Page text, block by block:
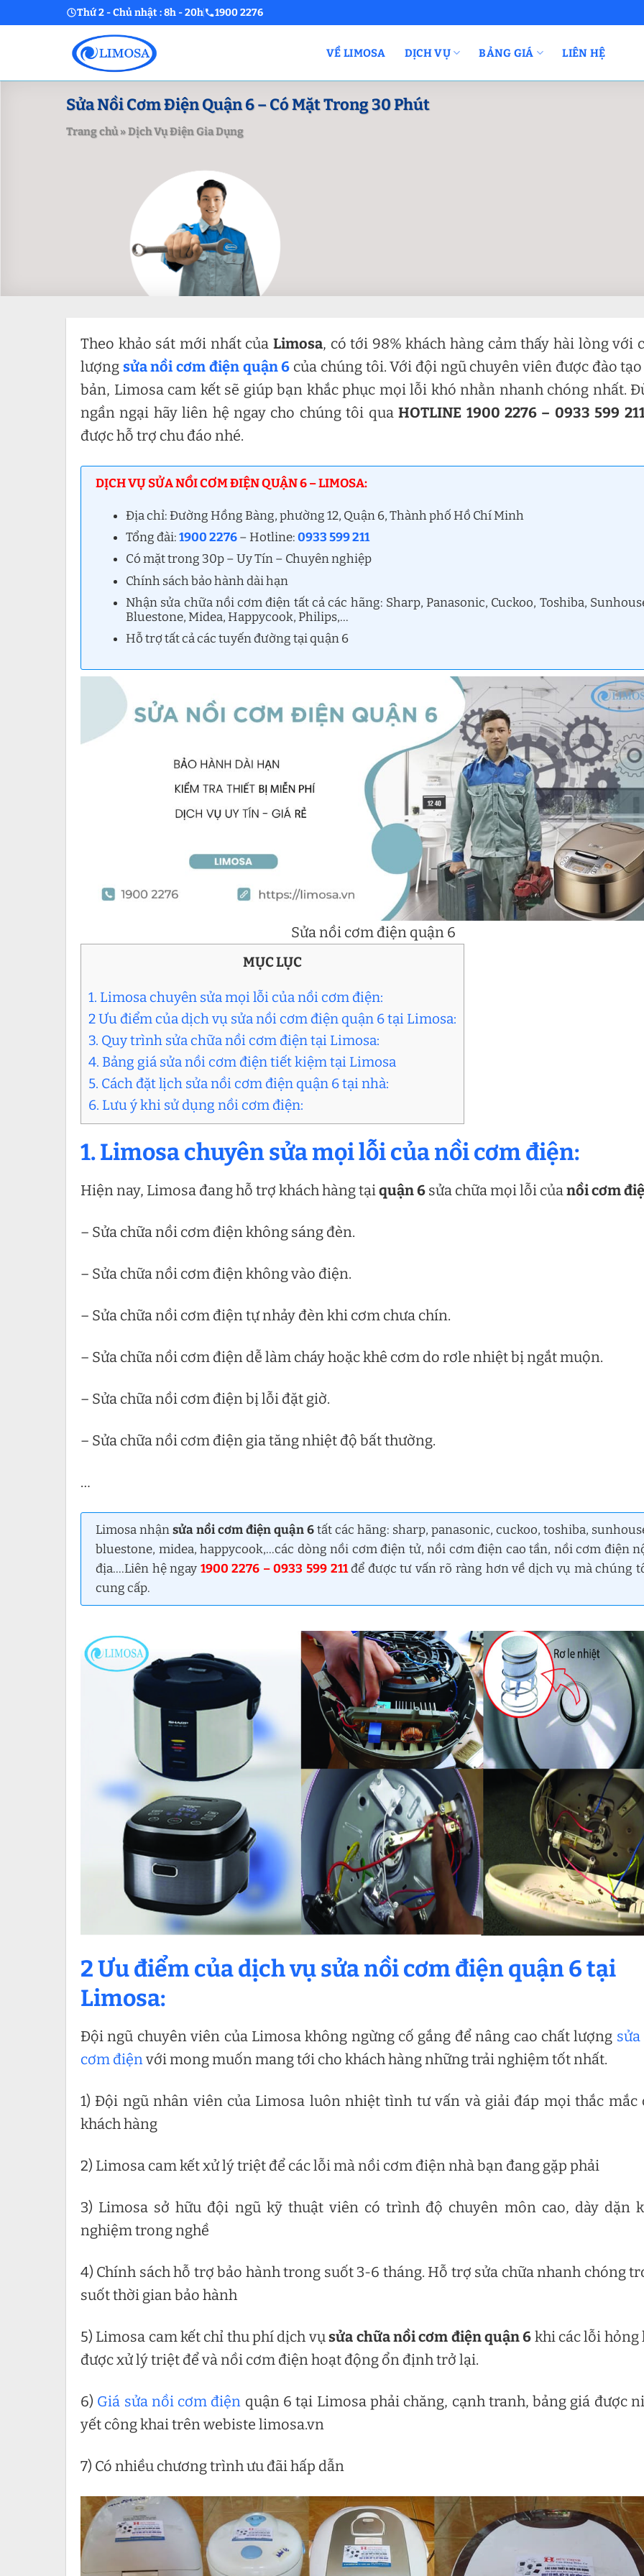
to
Thứ 2 - Chủ nhật : 8h - 20h 1900 2276
VỀ LIMOSA DỊCH VỤ BẢNG GIÁ LIÊN HỆ
Sửa Nồi Cơm Điện Quận 6 – Có Mặt Trong 30 Phút
Trang chủ»Dịch Vụ Điện Gia Dụng
Theo khảo sát mới nhất của Limosa, có tới 98% khách hàng cảm thấy hài lòng với
lượng sửa nồi cơm điện quận 6 của chúng tôi. Với đội ngũ chuyên viên được đào
bản, Limosa cam kết sẽ giúp bạn khắc phục mọi lỗi khó nhằn nhanh chóng nhất.
ngần ngại hãy liên hệ ngay cho chúng tôi quaHOTLINE 1900 2276 – 0933 599
được hỗ trợ chu đáo nhé.
DỊCH VỤ SỬA NỒI CƠM ĐIỆN QUẬN 6 – LIMOSA:
Địa chỉ: Đường Hồng Bàng, phường 12, Quận 6, Thành phố Hồ Chí Minh
Tổng đài:1900 2276– Hotline:0933 599 211
Có mặt trong 30p – Uy Tín – Chuyên nghiệp
Chính sách bảo hành dài hạn
Nhận sửa chữa nồi cơm điện tất cả các hãng: Sharp, Panasonic, Cuckoo, Toshiba,
Bluestone, Midea, Happycook, Philips,…
Hỗ trợ tất cả các tuyến đường tại quận 6
Sửa nồi cơm điện quận 6
MỤC LỤC
1. Limosa chuyên sửa mọi lỗi của nồi cơm điện:
2 Ưu điểm của dịch vụ sửa nồi cơm điện quận 6 tại Limosa:
3. Quy trình sửa chữa nồi cơm điện tại Limosa:
4. Bảng giá sửa nồi cơm điện tiết kiệm tại Limosa
5. Cách đặt lịch sửa nồi cơm điện quận 6 tại nhà:
6. Lưu ý khi sử dụng nồi cơm điện:
1. Limosa chuyên sửa mọi lỗi của nồi cơm điện:
Hiện nay, Limosa đang hỗ trợ khách hàng tạiquận 6 sửa chữa mọi lỗi củanồi cơm
– Sửa chữa nồi cơm điện không sáng đèn.
– Sửa chữa nồi cơm điện không vào điện.
– Sửa chữa nồi cơm điện tự nhảy đèn khi cơm chưa chín.
– Sửa chữa nồi cơm điện dễ làm cháy hoặc khê cơm do rơle nhiệt bị ngắt muộn.
– Sửa chữa nồi cơm điện bị lỗi đặt giờ.
– Sửa chữa nồi cơm điện gia tăng nhiệt độ bất thường.
…
Limosa nhậnsửa nồi cơm điện quận 6tất các hãng: sharp, panasonic, cuckoo, toshiba,
bluestone, midea, happycook,…các dòng nồi cơm điện tử, nồi cơm điện cao tần, nồi cơm điện
địa….Liên hệ ngay 1900 2276 – 0933 599 211để được tư vấn rõ ràng hơn về dịch vụ mà chúng
cung cấp.
2 Ưu điểm của dịch vụ sửa nồi cơm điện quận 6 tại
Limosa:
Đội ngũ chuyên viên của Limosa không ngừng cố gắng để nâng cao chất lượng
cơm điệnvới mong muốn mang tới cho khách hàng những trải nghiệm tốt nhất.
1) Đội ngũ nhân viên của Limosa luôn nhiệt tình tư vấn và giải đáp mọi thắc mắc
khách hàng
2) Limosa cam kết xử lý triệt để các lỗi mà nồi cơm điện nhà bạn đang gặp phải
3) Limosa sở hữu đội ngũ kỹ thuật viên có trình độ chuyên môn cao, dày dặn
nghiệm trong nghề
4) Chính sách hỗ trợ bảo hành trong suốt 3-6 tháng. Hỗ trợ sửa chữa nhanh chóng
suốt thời gian bảo hành
5) Limosa cam kết chỉ thu phí dịch vụsửa chữa nồi cơm điện quận 6 khi các lỗi hỏng
được xử lý triệt để và nồi cơm điện hoạt động ổn định trở lại.
6) Giá sửa nồi cơm điện quận 6 tại Limosa phải chăng, cạnh tranh, bảng giá được
yết công khai trên webiste limosa.vn
7) Có nhiều chương trình ưu đãi hấp dẫn